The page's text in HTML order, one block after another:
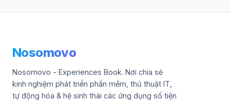
Nosomovo
Nosomovo - Experiences Book. Nơi chia sẻ
kinh nghiệm phát triển phần mềm, thủ thuật IT,
tự động hóa & hệ sinh thái các ứng dụng số tiện